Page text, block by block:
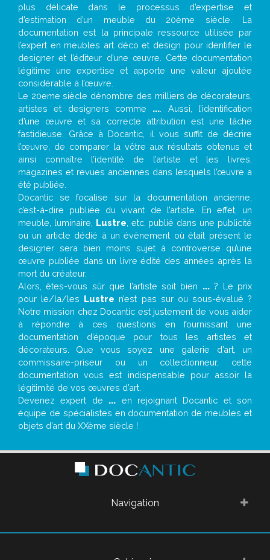
plus délicate dans le processus d’expertise et
d’estimation d’un meuble du 20ème siècle. La
documentation est la principale ressource utilisée par
l’expert en meubles art déco et design pour identifier le
designer et l’éditeur d’une œuvre. Cette documentation
légitime une expertise et apporte une valeur ajoutée
considérable à l’œuvre.
Le 20eme siècle dénombre des milliers de décorateurs,
artistes et designers comme ... . Aussi, l’identification
d’une œuvre et sa correcte attribution est une tâche
fastidieuse. Grâce à Docantic, il vous suffit de décrire
l’œuvre, de comparer la vôtre aux résultats obtenus et
ainsi connaître l’identité de l’artiste et les livres,
magazines et revues anciennes dans lesquels l’œuvre a
été publiée.
Docantic se focalise sur la documentation ancienne,
c’est-à-dire publiée du vivant de l’artiste. En effet, un
meuble, luminaire, Lustre , etc. publié dans une publicité
ou un article dédié à un évènement où était présent le
designer sera bien moins sujet à controverse qu’une
œuvre publiée dans un livre édité des années après la
mort du créateur.
Alors, êtes-vous sûr que l’artiste soit bien ...? Le prix
pour le/la/les Lustre n’est pas sur ou sous-évalué ?
Notre mission chez Docantic est justement de vous aider
à répondre à ces questions en fournissant une
documentation d’époque pour tous les artistes et
décorateurs. Que vous soyez une galerie d’art, un
commissaire-priseur ou un collectionneur, cette
documentation vous est indispensable pour assoir la
légitimité de vos œuvres d’art.
Devenez expert de ... en rejoignant Docantic et son
équipe de spécialistes en documentation de meubles et
objets d’art du XXème siècle !
Navigation